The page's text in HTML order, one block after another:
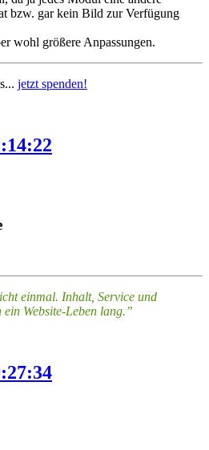
bzw. gar kein Bild zur Verfügung
wohl größere Anpassungen.
jetzt spenden!
einmal. Inhalt, Service und
Website-Leben lang.”